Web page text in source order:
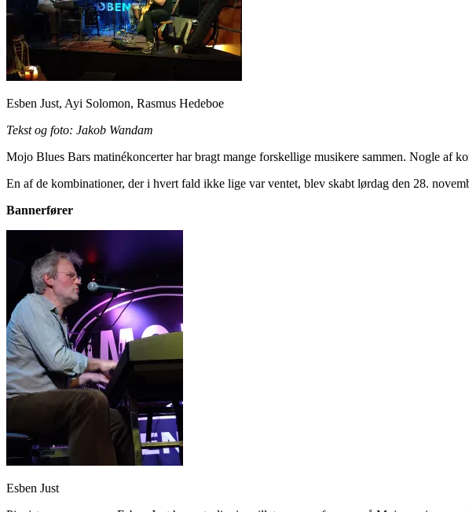
Esben Just, Ayi Solomon, Rasmus Hedeboe
Tekst og foto: Jakob Wandam
Mojo Blues Bars matinékoncerter har bragt mange forskellige musikere sammen. Nogle af
En af de kombinationer, der i hvert fald ikke lige var ventet, blev skabt lørdag den 28.
Bannerfører
Esben Just